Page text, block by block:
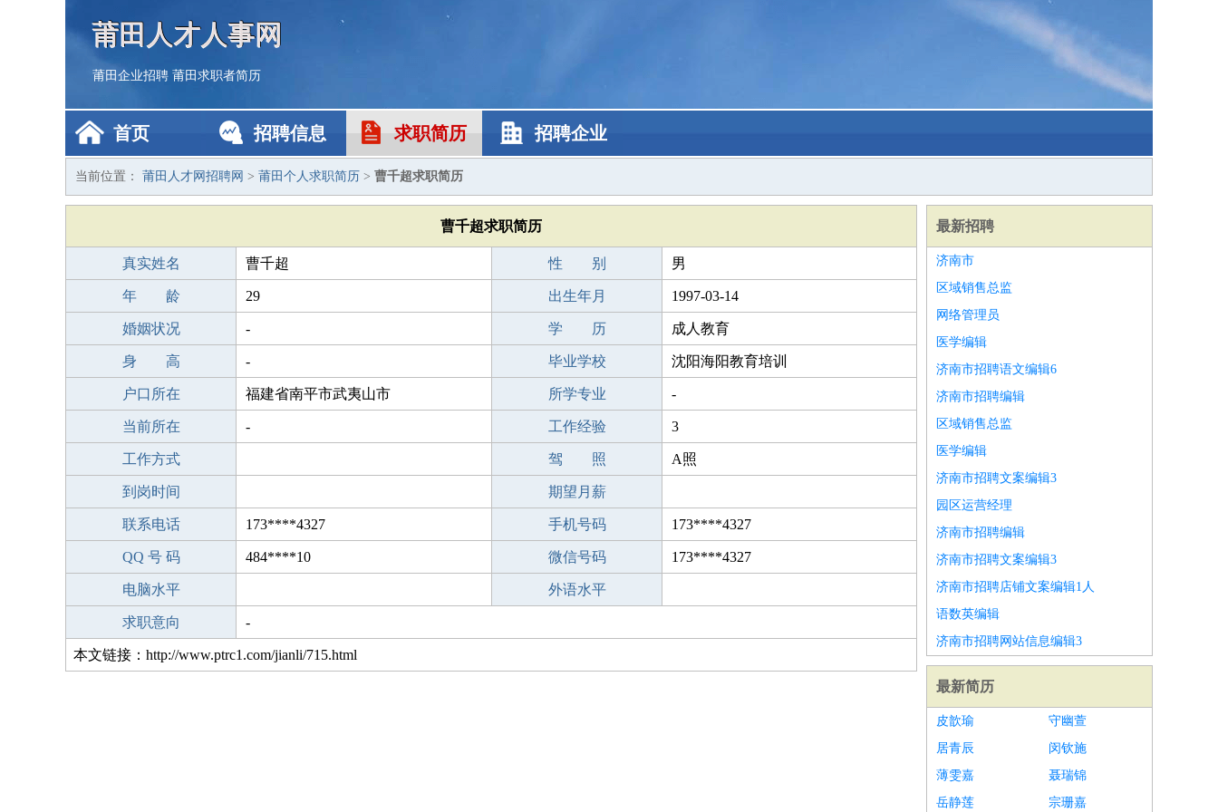
莆田人才人事网
莆田企业招聘 莆田求职者简历
首页 招聘信息 求职简历 招聘企业
当前位置： 莆田人才网招聘网 > 莆田个人求职简历 > 曹千超求职简历
曹千超求职简历
真实姓名 曹千超 性 别 男
年 龄 29 出生年月 1997-03-14
婚姻状况 - 学 历 成人教育
身 高 - 毕业学校 沈阳海阳教育培训
户口所在 福建省南平市武夷山市 所学专业 -
当前所在 - 工作经验 3
工作方式 驾 照 A照
到岗时间 期望月薪
联系电话 173****4327 手机号码 173****4327
QQ 号 码 484****10 微信号码 173****4327
电脑水平 外语水平
求职意向 -
本文链接：http://www.ptrc1.com/jianli/715.html
最新招聘
济南市
区域销售总监
网络管理员
医学编辑
济南市招聘语文编辑6
济南市招聘编辑
区域销售总监
医学编辑
济南市招聘文案编辑3
园区运营经理
济南市招聘编辑
济南市招聘文案编辑3
济南市招聘店铺文案编辑1人
语数英编辑
济南市招聘网站信息编辑3
最新简历
皮歆瑜
守幽萱
居青辰
闵钦施
薄雯嘉
聂瑞锦
岳静莲
宗珊嘉